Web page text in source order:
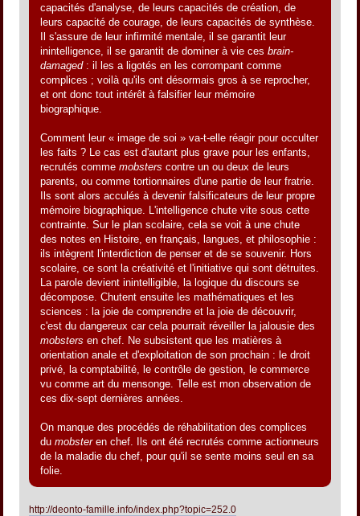
capacités d'analyse, de leurs capacités de création, de
leurs capacité de courage, de leurs capacités de synthèse.
Il s'assure de leur infirmité mentale, il se garantit leur
inintelligence, il se garantit de dominer à vie cesbrain-
damaged: il les a ligotés en les corrompant comme
complices ; voilà qu'ils ont désormais gros à se reprocher,
et ont donc tout intérêt à falsifier leur mémoire
biographique.
Comment leur « image de soi » va-t-elle réagir pour occulter
les faits ? Le cas est d'autant plus grave pour les enfants,
recrutés commemobsters contre un ou deux de leurs
parents, ou comme tortionnaires d'une partie de leur fratrie.
Ils sont alors acculés à devenir falsificateurs de leur propre
mémoire biographique. L'intelligence chute vite sous cette
contrainte. Sur le plan scolaire, cela se voit à une chute
des notes en Histoire, en français, langues, et philosophie :
ils intègrent l'interdiction de penser et de se souvenir. Hors
scolaire, ce sont la créativité et l'initiative qui sont détruites.
La parole devient inintelligible, la logique du discours se
décompose. Chutent ensuite les mathématiques et les
sciences : la joie de comprendre et la joie de découvrir,
c'est du dangereux car cela pourrait réveiller la jalousie des
mobsters en chef. Ne subsistent que les matières à
orientation anale et d'exploitation de son prochain : le droit
privé, la comptabilité, le contrôle de gestion, le commerce
vu comme art du mensonge. Telle est mon observation de
ces dix-sept dernières années.
On manque des procédés de réhabilitation des complices
dumobsteren chef. Ils ont été recrutés comme actionneurs
de la maladie du chef, pour qu'il se sente moins seul en sa
folie.
http://deonto-famille.info/index.php?topic=252.0